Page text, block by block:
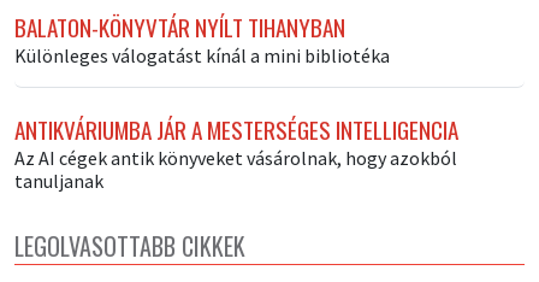
BALATON-KÖNYVTÁR NYÍLT TIHANYBAN
Különleges válogatást kínál a mini bibliotéka
ANTIKVÁRIUMBA JÁR A MESTERSÉGES INTELLIGENCIA
Az AI cégek antik könyveket vásárolnak, hogy azokból
tanuljanak
LEGOLVASOTTABB CIKKEK